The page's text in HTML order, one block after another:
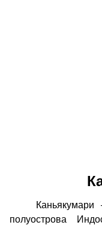
Каньякумари
полуострова